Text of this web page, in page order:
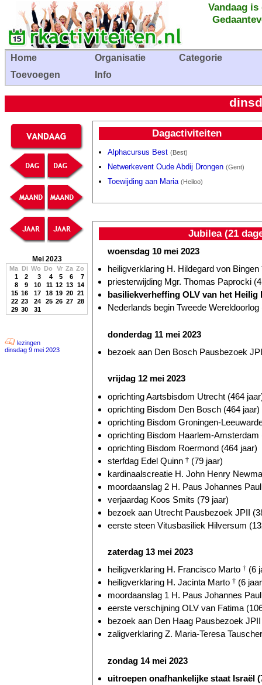
Vandaag
Home Organisatie
Categorie
Toevoegen
Info
Mei 2023
Ma Di Wo Do Vr Za Zo
1
2 3 4 5 6
7
8
9 10 11 12 13 14
15 16 17 18 19 20 21
22 23 24 25 26 27 28
29 30 31
lezingen
dinsdag 9 mei 2023
Dagactiviteiten
Alphacursus Best (Best)
Netwerkevent Oude Abdij Drongen (Gent)
Toewijding aan Maria (Heiloo)
Jubilea (21
woensdag 10 mei 2023
heiligverklaring H. Hildegard von Bingen
priesterwijding Mgr. Thomas Paprocki
basiliekverheffing OLV van het Heilig
Nederlands begin Tweede Wereldoorlog
donderdag 11 mei 2023
bezoek aan Den Bosch Pausbezoek
vrijdag 12 mei 2023
oprichting Aartsbisdom Utrecht (464
oprichting Bisdom Den Bosch (464 jaar)
oprichting Bisdom Groningen-
oprichting Bisdom Haarlem-Amsterdam
oprichting Bisdom Roermond (464 jaar)
sterfdag Edel Quinn † (79 jaar)
kardinaalscreatie H. John Henry
moordaanslag 2 H. Paus Johannes
verjaardag Koos Smits (79 jaar)
bezoek aan Utrecht Pausbezoek JPII
eerste steen Vitusbasiliek Hilversum
zaterdag 13 mei 2023
heiligverklaring H. Francisco Marto † (6
heiligverklaring H. Jacinta Marto † (6
moordaanslag 1 H. Paus Johannes
eerste verschijning OLV van Fatima
bezoek aan Den Haag Pausbezoek
zaligverklaring Z. Maria-Teresa
zondag 14 mei 2023
uitroepen onafhankelijke staat Israël